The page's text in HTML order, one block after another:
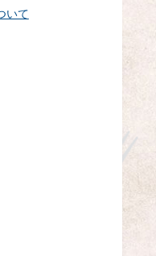
いて